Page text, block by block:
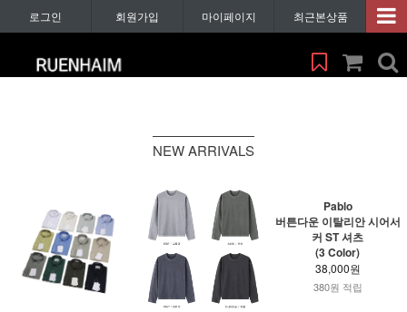
로그인 회원가입 마이페이지 최근본상품
NEW ARRIVALS
Pablo
버튼다운 이탈리안 시어서
커 ST 셔츠
(3 Color)
38,000원
380원 적립